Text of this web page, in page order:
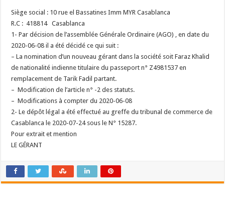
Siège social : 10 rue el Bassatines Imm MYR Casablanca
R.C : 418814 Casablanca
1- Par décision de l’assemblée Générale Ordinaire (AGO) , en date du
2020-06-08 il a été décidé ce qui suit :
– La nomination d’un nouveau gérant dans la société soit Faraz Khalid
de nationalité indienne titulaire du passeport n° Z4981537 en
remplacement de Tarik Fadil partant.
– Modification de l’article n° -2 des statuts.
– Modifications à compter du 2020-06-08
2- Le dépôt légal a été effectué au greffe du tribunal de commerce de
Casablanca le 2020-07-24 sous le N° 15287.
Pour extrait et mention
LE GÉRANT